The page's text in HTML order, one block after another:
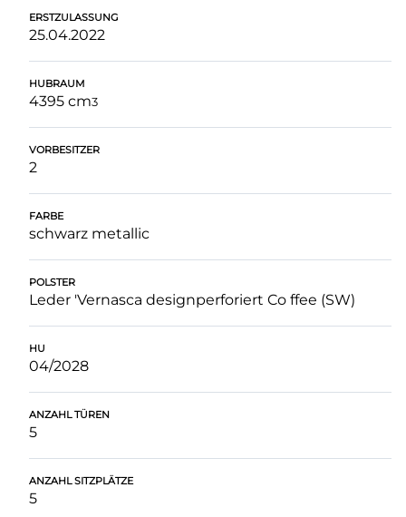
ERSTZULASSUNG
25.04.2022
HUBRAUM
4395 cm3
VORBESITZER
2
FARBE
schwarz metallic
POLSTER
Leder 'Vernasca designperforiert Co ffee (SW)
HU
04/2028
ANZAHL TÜREN
5
ANZAHL SITZPLÄTZE
5